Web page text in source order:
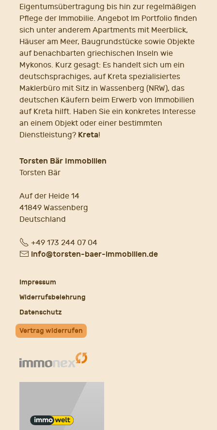
Eigentumsübertragung bis hin zur regelmäßigen
Pflege der Immobilie. Angebot Im Portfolio finden
sich unter anderem Apartments mit Meerblick,
Häuser am Meer, Baugrundstücke sowie Objekte
auf benachbarten griechischen Inseln wie
Mykonos. Kurz gesagt: Es handelt sich um ein
deutschsprachiges, auf Kreta spezialisiertes
Maklerbüro mit Sitz in Wassenberg (NRW), das
deutschen Käufern beim Erwerb von Immobilien
auf Kreta hilft. Haben Sie ein konkretes Interesse
an einem Objekt oder einer bestimmten
Dienstleistung? Kreta!
Torsten Bär Immobilien
Torsten Bär
Auf der Heide 14
41849 Wassenberg
Deutschland
Fon+49 173 244 07 04
E- info@torsten-baer-immobilien.de
Impressum
Widerrufsbelehrung
Datenschutz
Vertrag widerrufen